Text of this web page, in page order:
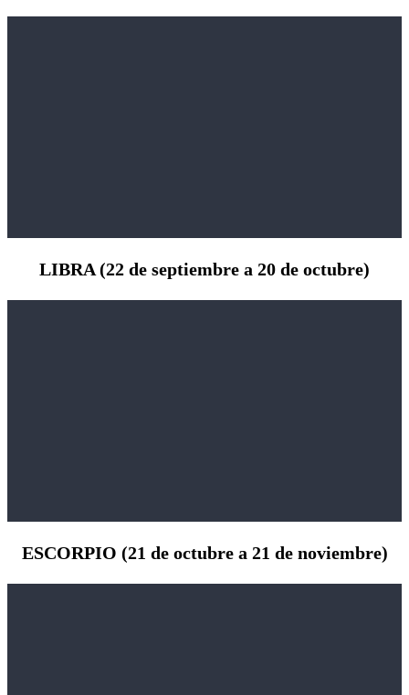
LIBRA (22 de septiembre a 20 de octubre)
ESCORPIO (21 de octubre a 21 de noviembre)